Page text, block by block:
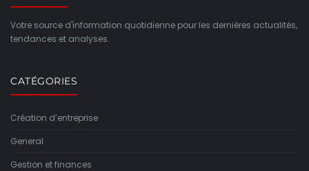
Votre source d'information quotidienne pour les dernières actualités,
tendances et analyses.
CATÉGORIES
Création d’entreprise
General
Gestion et finances